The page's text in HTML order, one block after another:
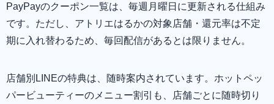
PayPayのクーポン一覧は、毎週月曜日に更新される仕組み
です。ただし、アトリエはるかの対象店舗・還元率は不定
期に入れ替わるため、毎回配信があるとは限りません。
店舗別LINEの特典は、随時案内されています。ホットペッ
パービューティーのメニュー割引も、店舗ごとに随時切り